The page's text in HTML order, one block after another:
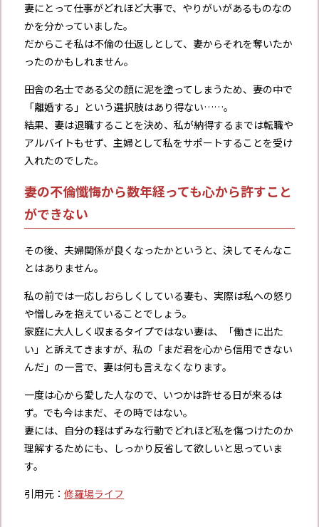
妻にとって仕事がどれほど大事で、やりがいがあるものなの
かを分かっていました。
だからこそ私は不倫の仕返しとして、妻からそれを奪いたか
ったのかもしれません。
田舎の名士である父の顔に泥を塗ってしまうため、妻の中で
「離婚する」という選択肢はあり得ない……。
結果、妻は退職することを決め、私が納得するまでは転職や
アルバイトもせず、主婦として私をサポートすることを受け
入れたのでした。
妻の不倫懺悔から数年経っても心から許すこと
ができない
その後、夫婦関係が良くなったかというと、決してそんなこ
とはありません。
私の前では一応しおらしくしている妻も、実際は私への怒り
や憎しみを抱えていることでしょう。
家庭に大人しく収まるタイプではない妻は、「働きに出た
い」と訴えてきますが、私の「まだ君を心から信用できない
んだ」の一言で、妻は何も言えなくなります。
一度は心から愛した人なので、いつかは許せる日が来るは
ず。でも今はまだ、その時ではない――。
妻には、自分の軽はずみな行動でどれほど私を傷つけたのか
理解するためにも、しっかり反省して欲しいと思っていま
す。
引用元： 修羅場ライフ